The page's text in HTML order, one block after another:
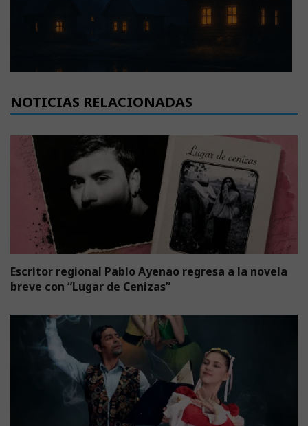
NOTICIAS RELACIONADAS
Escritor regional Pablo Ayenao regresa a la novela
breve con “Lugar de Cenizas”